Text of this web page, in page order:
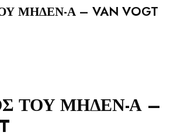
ΜΗΔΕΝ-Α – VAN VOGT
ΤΟΥ ΜΗΔΕΝ-Α –